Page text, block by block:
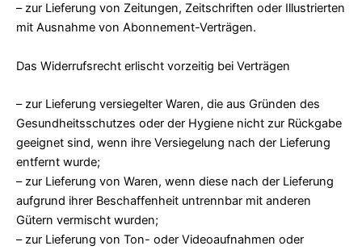
– zur Lieferung von Zeitungen, Zeitschriften oder Illustrierten
mit Ausnahme von Abonnement-Verträgen.
Das Widerrufsrecht erlischt vorzeitig bei Verträgen
– zur Lieferung versiegelter Waren, die aus Gründen des
Gesundheitsschutzes oder der Hygiene nicht zur Rückgabe
geeignet sind, wenn ihre Versiegelung nach der Lieferung
entfernt wurde;
– zur Lieferung von Waren, wenn diese nach der Lieferung
aufgrund ihrer Beschaffenheit untrennbar mit anderen
Gütern vermischt wurden;
– zur Lieferung von Ton- oder Videoaufnahmen oder